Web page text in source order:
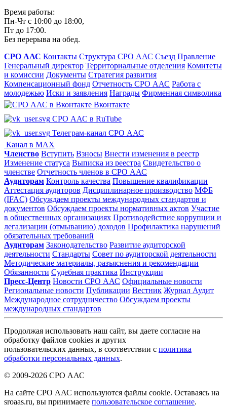
Время работы:
Пн-Чт с 10:00 до 18:00,
Пт до 17:00.
Без перерыва на обед.
СРО ААС Контакты Структура СРО ААС Съезд Правление
Генеральный директор Территориальные отделения Комитеты
и комиссии Документы Стратегия развития
Компенсационный фонд Отчетность СРО ААС Работа с
молодежью Иски и заявления Награды Фирменная символика
Вконтакте
СРО ААС в RuTube
Телеграм-канал СРО ААС
Канал в MAX
Членство Вступить Взносы Внести изменения в реестр
Изменение статуса Выписка из реестра Свидетельство о
членстве Отчетность членов в СРО ААС
Аудиторам Контроль качества Повышение квалификации
Аттестация аудиторов Дисциплинарное производство МФБ
(IFAC) Обсуждаем проекты международных стандартов и
документов Обсуждаем проекты нормативных актов Участие
в общественных организациях Противодействие коррупции и
легализации (отмыванию) доходов Профилактика нарушений
обязательных требований
Аудиторам Законодательство Развитие аудиторской
деятельности Стандарты Совет по аудиторской деятельности
Методические материалы, разъяснения и рекомендации
Обязанности Судебная практика Инструкции
Пресс-Центр Новости СРО ААС Официальные новости
Региональные новости Публикации Вестник Журнал Аудит
Международное сотрудничество Обсуждаем проекты
международных стандартов
Продолжая использовать наш сайт, вы даете согласие на
обработку файлов cookies и других
пользовательских данных, в соответствии с политика
обработки персональных данных.
© 2009-2026 СРО ААС
На сайте СРО ААС используются файлы cookie. Оставаясь на
sroaas.ru, вы принимаете пользовательское соглашение.